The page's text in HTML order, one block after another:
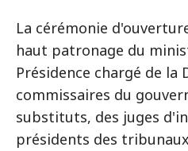
La cérémonie
haut patronage du
Présidence chargé de la
commissaires du
substituts, des juges
présidents des